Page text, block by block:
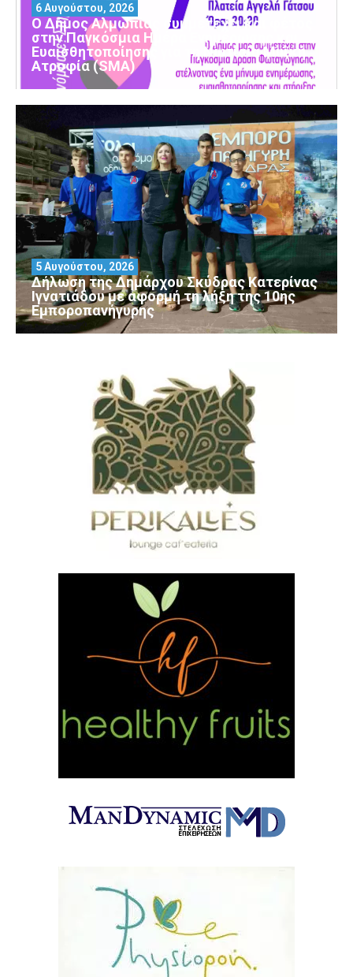
Ο Δήμος Αλμωπίας συμμετέχει και φέτος
στην Παγκόσμια Ημέρα Ενημέρωσης και
Ευαισθητοποίησης για τη Νωτιαία Μυϊκή
Ατροφία (SMA)
6 Αυγούστου, 2026
Δήλωση της Δημάρχου Σκύδρας Κατερίνας
Ιγνατιάδου με αφορμή τη λήξη της 10ης
Εμποροπανήγυρης
5 Αυγούστου, 2026